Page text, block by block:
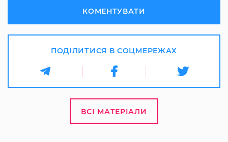
КОМЕНТУВАТИ
ПОДІЛИТИСЯ В СОЦМЕРЕЖАХ
ВСІ МАТЕРІАЛИ